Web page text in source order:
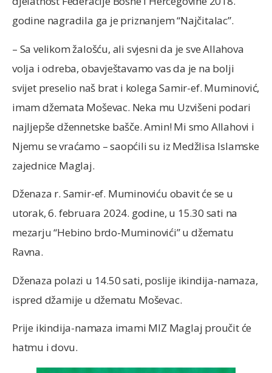
godine nagradila ga je priznanjem “Najčitalac”.
– Sa velikom žalošću, ali svjesni da je sve Allahova
volja i odreba, obavještavamo vas da je na bolji
svijet preselio naš brat i kolega Samir-ef. Muminović,
imam džemata Moševac. Neka mu Uzvišeni podari
najljepše džennetske bašče. Amin! Mi smo Allahovi i
Njemu se vraćamo – saopćili su iz Medžlisa Islamske
zajednice Maglaj.
Dženaza r. Samir-ef. Muminoviću obavit će se u
utorak, 6. februara 2024. godine, u 15.30 sati na
mezarju “Hebino brdo-Muminovići” u džematu
Ravna.
Dženaza polazi u 14.50 sati, poslije ikindija-namaza,
ispred džamije u džematu Moševac.
Prije ikindija-namaza imami MIZ Maglaj proučit će
hatmu i dovu.